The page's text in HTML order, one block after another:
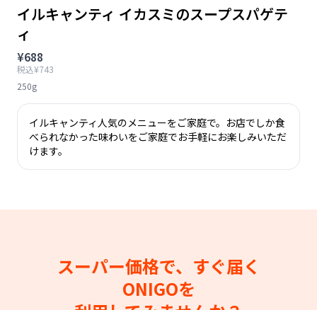
イルキャンティ イカスミのスープスパゲテ
ィ
¥688
税込¥743
250g
イルキャンティ人気のメニューをご家庭で。お店でしか食
べられなかった味わいをご家庭でお手軽にお楽しみいただ
けます。
スーパー価格で、すぐ届く
ONIGOを